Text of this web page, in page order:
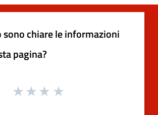
sono chiare le informazioni
pagina?